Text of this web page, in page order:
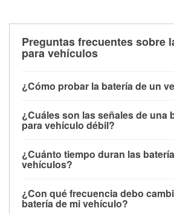
Preguntas frecuentes sobre
para vehículos
¿Cómo probar la batería de un
maneras. El método más rápido es
multímetro: con el vehículo
voltaje: una batería en buen estado
cargada debería indicar unos 12.6
importante saber que las baterías
veces pueden mostrar una carga
¿Cuáles son las señales de una
para vehículo débil?
advertencia. Un arranque lento del
tenues, chasquidos al girar la llave
que la batería tiene una potencia de
¿Cuánto tiempo duran las
vehículos?
entre 3 y 5 años. La duración
¿Con qué frecuencia debo
batería de mi vehículo?